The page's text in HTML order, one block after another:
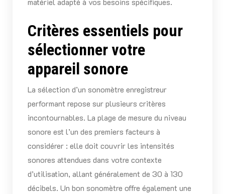
Critères essentiels pour
sélectionner votre
appareil sonore
La sélection d’un sonomètre enregistreur
performant repose sur plusieurs critères
incontournables. La plage de mesure du niveau
sonore est l’un des premiers facteurs à
considérer : elle doit couvrir les intensités
sonores attendues dans votre contexte
d’utilisation, allant généralement de 30 à 130
décibels. Un bon sonomètre offre également une